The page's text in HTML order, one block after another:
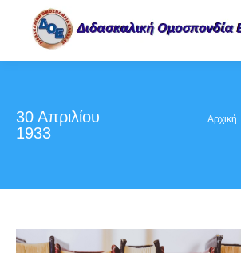
30 Απριλίου
1933
Αρχική